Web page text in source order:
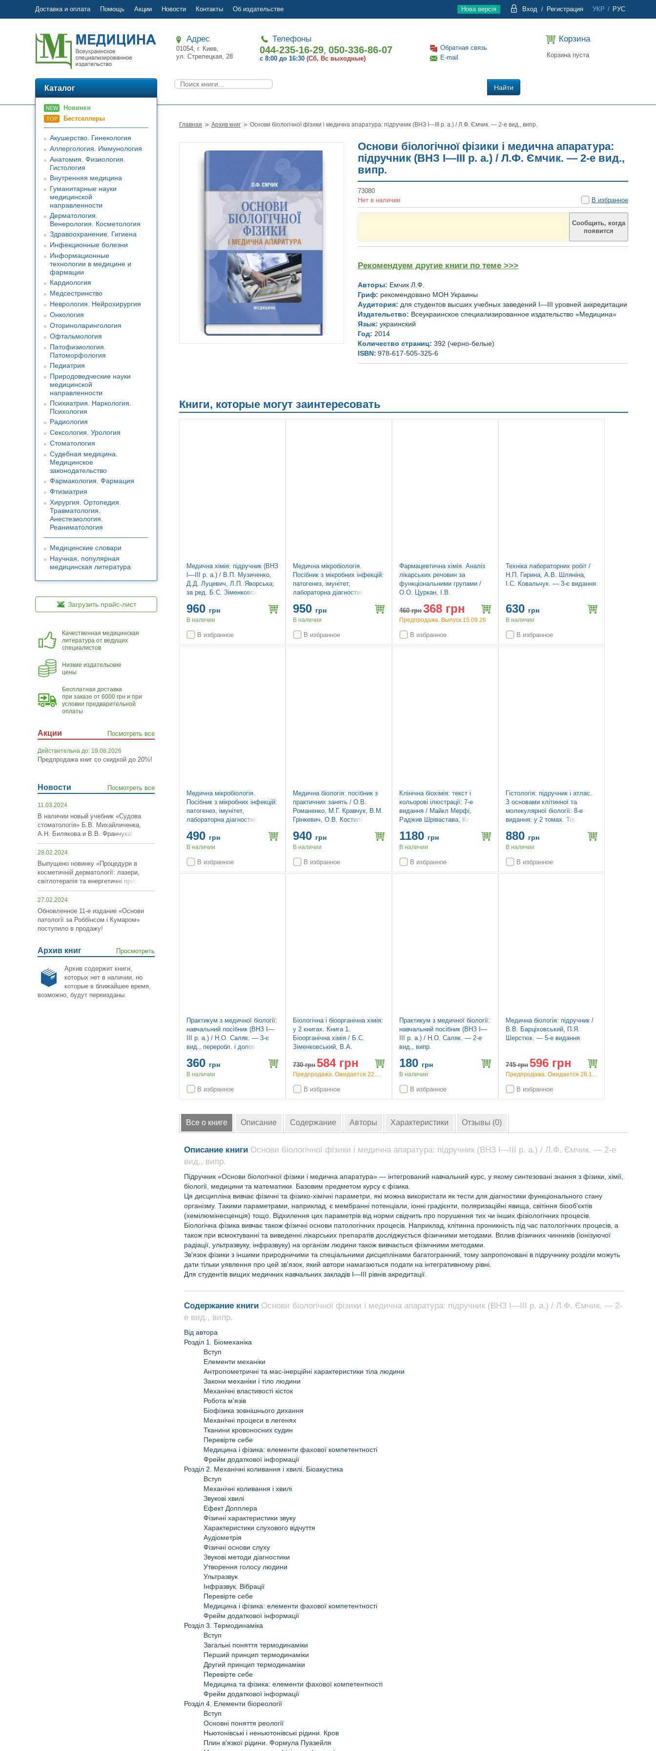
Доставка и оплата Помощь Акции Новости Контакты Об издательстве УКР / РУС
Вход / Регистрация
Нова версія
Адрес
01054, г. Киев,
ул. Стрелецкая, 28
Телефоны
044-235-16-29,050-336-86-07
с 8:00 до 16:30 (Сб, Вс выходные)
Обратная связь
E-mail
Корзина
Корзина пуста
Найти
Главная Архив книг Основи біологічної фізики і медична апаратура: підручник (ВНЗ І—ІІІ р. а.) / Л.Ф. Ємчик. — 2-е вид., випр.
Основи біологічної фізики і медична апаратура:
підручник (ВНЗ І—ІІІ р. а.) / Л.Ф. Ємчик. — 2-е вид.,
випр.
73080
Нет в наличии
В избранное
Сообщить, когда
появится
Рекомендуем другие книги по теме >>>
Авторы: Емчик Л.Ф.
Гриф: рекомендовано МОН Украины
Аудитория: для студентов высших учебных заведений I—ІІІ уровней аккредитации
Издательство: Всеукраинское специализированное издательство «Медицина»
Язык: украинский
Год: 2014
Количество страниц: 392 (черно-белые)
ISBN: 978-617-505-325-6
Книги, которые могут заинтересовать
Медична хімія: підручник (ВНЗ
І—ІІІ р. а.) / В.П. Музиченко,
Д.Д. Луцевич, Л.П. Яворська;
за ред. Б.С. Зіменковського.
960 грн
В наличии
В избранное
Медична мікробіологія.
Посібник з мікробних інфекцій:
патогенез, імунітет,
лабораторна діагностика та
томах. Том 1 / Майкл Р.
Барер, Вілл Ірвінг, Ендрю
950 грн
В наличии
В избранное
Фармацевтична хімія. Аналіз
лікарських речовин за
функціональними групами /
О.О. Цуркан, І.В.
Глушаченко. — 4-е видання
460грн 368 грн
Предпродажа. Выпуск 15.09.26
В избранное
Техніка лабораторних робіт /
Н.П. Гирина, А.В. Шляніна,
І.С. Ковальчук. — 3-є видання
630 грн
В наличии
В избранное
Медична мікробіологія.
Посібник з мікробних інфекцій:
патогенез, імунітет,
лабораторна діагностика та
томах. Том 2 / Майкл Р.
Барер, Вілл Ірвінг, Ендрю
490 грн
В наличии
В избранное
Медична біологія: посібник з
практичних занять / О.В.
Романенко, М.Г. Кравчук, В.М.
Грінкевич, О.В. Костильов. —
940 грн
В наличии
В избранное
Клінічна біохімія: текст і
кольорові ілюстрації: 7-е
видання / Майкл Мерфі,
Раджив Шрівастава, Кевін
1180 грн
В наличии
В избранное
Гістологія: підручник і атлас.
З основами клітинної та
молекулярної біології: 8-е
видання: у 2 томах. Том 2 /
Росс
880 грн
В наличии
В избранное
Практикум з медичної біології:
навчальний посібник (ВНЗ І—
ІІІ р. а.) / Н.О. Саляк. — 3-є
вид., переробл. і допов.
360 грн
В наличии
В избранное
Біологічна і біоорганічна хімія:
у 2 книгах. Книга 1.
Біоорганічна хімія / Б.С.
Зіменковський, В.А.
та ін. — 4-е видання
730грн 584 грн
Предпродажа. Ожидается 22.09.26
В избранное
Практикум з медичної біології:
навчальний посібник (ВНЗ І—
ІІІ р. а.) / Н.О. Саляк. — 2-е
вид., випр.
180 грн
В наличии
В избранное
Медична біологія: підручник /
В.В. Барціховський, П.Я.
Шерстюк. — 5-е видання
745грн 596 грн
Предпродажа. Ожидается 26.11.26
В избранное
Все о книге Описание Содержание Авторы Характеристики Отзывы (0)
Описание книги Основи біологічної фізики і медична апаратура: підручник (ВНЗ І—ІІІ р. а.) / Л.Ф. Ємчик. — 2-е
вид., випр.
Підручник «Основи біологічної фізики і медична апаратура» — інтегрований навчальний курс, у якому синтезовані знання з фізики, хімії,
біології, медицини та математики. Базовим предметом курсу є фізика.
Ця дисципліна вивчає фізичні та фізико-хімічні параметри, які можна використати як тести для діагностики функціонального стану
організму. Такими параметрами, наприклад, є мембранні потенціали, іонні градієнти, поляризаційні явища, світіння біооб'єктів
(хемілюмінесценція) тощо. Відхилення цих параметрів від норми свідчить про порушення тих чи інших фізіо­логічних процесів.
Біологічна фізика вивчає також фізичні основи патологічних процесів. Наприклад, клітинна проникність під час патологічних процесів, а
також при всмоктуванні та виведенні лікарських препаратів досліджується фізичними методами. Вплив фізичних чинників (іонізуючої
радіації, ультразвуку, інфразвуку) на організм людини також вивчається фізичними методами.
Зв'язок фізики з іншими природничими та спеціальними дисциплінами багатогранний, тому запропоновані в підручнику розділи можуть
дати тільки уявлення про цей зв'язок, який автори намагаються подати на інтегративному рівні.
Для студентів вищих медичних навчальних закладів І—III рівнів акредитації.
Содержание книги Основи біологічної фізики і медична апаратура: підручник (ВНЗ І—ІІІ р. а.) / Л.Ф. Ємчик. — 2-
е вид., випр.
Від автора
Розділ 1. Біомеханіка
Вступ
Елементи механіки
Антропометричні та мас-інерційні характеристики тіла людини
Закони механіки і тіло людини
Механічні властивості кісток
Робота м'язів
Біофізика зовнішнього дихання
Механічні процеси в легенях
Тканини кровоносних судин
Перевірте себе
Медицина і фізика: елементи фахової компетентності
Фрейм додаткової інформації
Розділ 2. Механічні коливання і хвилі. Біоакустика
Вступ
Механічні коливання і хвилі
Звукові хвилі
Ефект Допплера
Фізичні характеристики звуку
Характеристики слухового відчуття
Аудіометрія
Фізичні основи слуху
Звукові методи діагностики
Утворення голосу людини
Ультразвук
Інфразвук. Вібрації
Перевірте себе
Медицина і фізика: елементи фахової компетентності
Фрейм додаткової інформації
Розділ 3. Термодинаміка
Вступ
Загальні поняття термодинаміки
Перший принцип термодинаміки
Другий принцип термодинаміки
Перевірте себе
Медицина та фізика: елементи фахової компетентності
Фрейм додаткової інформації
Розділ 4. Елементи біореології
Вступ
Основні поняття реології
Ньютонівські і неньютонівські рідини. Кров
Плин в'язкої рідини. Формула Пуазейля
Каталог
NEW Новинки
TOP Бестселлеры
Акушерство. Гинекология
Аллергология. Иммунология
Анатомия. Физиология.
Гистология
Внутренняя медицина
Гуманитарные науки
медицинской
направленности
Дерматология.
Венерология. Косметология
Здравоохранение. Гигиена
Инфекционные болезни
Информационные
технологии в медицине и
фармации
Кардиология
Медсестринство
Неврология. Нейрохирургия
Онкология
Оториноларингология
Офтальмология
Патофизиология.
Патоморфология
Педиатрия
Природоведческие науки
медицинской
направленности
Психиатрия. Наркология.
Психология
Радиология
Сексология. Урология
Стоматология
Судебная медицина.
Медицинское
законодательство
Фармакология. Фармация
Фтизиатрия
Хирургия. Ортопедия.
Травматология.
Анестезиология.
Реаниматология
Медицинские словари
Научная, популярная
медицинская литература
Загрузить прайс-лист
Качественная медицинская
литература от ведущих
специалистов
Низкие издательские
цены
Бесплатная доставка
при заказе от 6000 грн и при
условии предварительной
оплаты
Акции Посмотреть все
Действительна до: 19.08.2026
Предпродажа книг со скидкой до 20%!
Новости Посмотреть все
11.03.2024
В наличии новый учебник «Судова
стоматологія» Б.В. Михайличенка,
А.Н. Билякова и В.В. Франчука!
28.02.2024
Выпущено новинку «Процедури в
косметичній дерматології: лазери,
світлотерапія та енергетичні пристрої»!
27.02.2024
Обновленное 11-е издание «Основи
патології за Роббінсом і Кумаром»
поступило в продажу!
Архив книг Просмотреть
Архив содержит книги,
которых нет в наличии, но
которые в ближайшее время,
возможно, будут переизданы.